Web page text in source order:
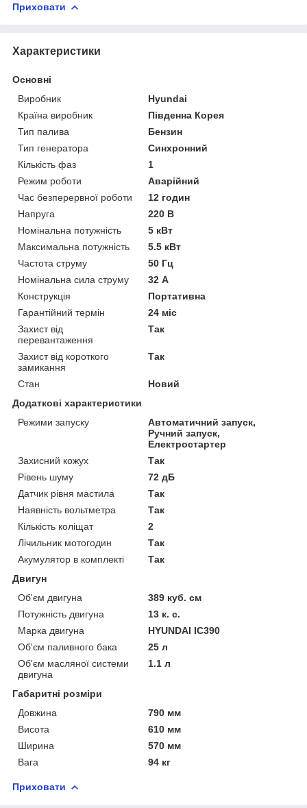
Приховати
Характеристики
Основні
Виробник
Hyundai
Країна виробник
Південна Корея
Тип палива
Бензин
Тип генератора
Синхронний
Кількість фаз
1
Режим роботи
Аварійний
Час безперервної роботи
12 годин
Напруга
220 В
Номінальна потужність
5 кВт
Максимальна потужність
5.5 кВт
Частота струму
50 Гц
Номінальна сила струму
32 А
Конструкція
Портативна
Гарантійний термін
24 міс
Захист від
перевантаження
Так
Захист від короткого
замикання
Так
Стан
Новий
Додаткові характеристики
Режими запуску
Автоматичний запуск,
Ручний запуск,
Електростартер
Захисний кожух
Так
Рівень шуму
72 дБ
Датчик рівня мастила
Так
Наявність вольтметра
Так
Кількість коліщат
2
Лічильник мотогодин
Так
Акумулятор в комплекті
Так
Двигун
Об'єм двигуна
389 куб. см
Потужність двигуна
13 к. с.
Марка двигуна
HYUNDAI IC390
Об'єм паливного бака
25 л
Об'єм масляної системи
двигуна
1.1 л
Габаритні розміри
Довжина
790 мм
Висота
610 мм
Ширина
570 мм
Вага
94 кг
Приховати